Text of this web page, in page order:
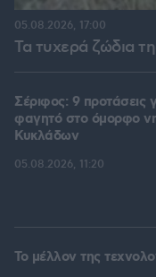
Τα τυχερά ζώδια
05.08.2026, 17:00
Σέριφος: 9 προτάσεις
φαγητό στο όμορφο
Κυκλάδων
05.08.2026, 11:20
Το μέλλον της